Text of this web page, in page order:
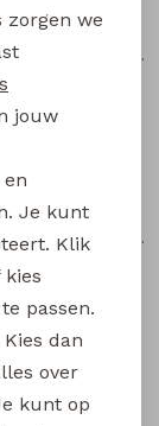
Fabia Z10657 dames T-shirt km Kobalt
May Z10647 dames T-shirt km Army
zorgen we
jouw
Je kunt
Klik
passen.
dan
over
kunt op